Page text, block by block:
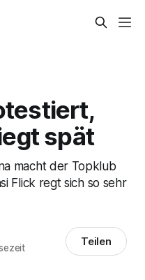
spät
macht der Topklub
Flick regt sich so sehr
Teilen